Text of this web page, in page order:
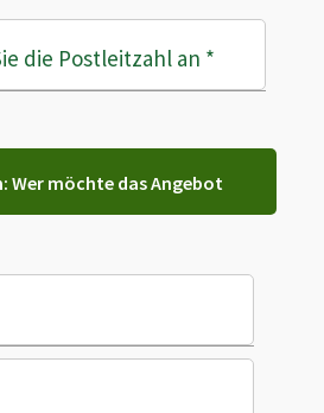
die Postleitzahl an *
Wer möchte das Angebot